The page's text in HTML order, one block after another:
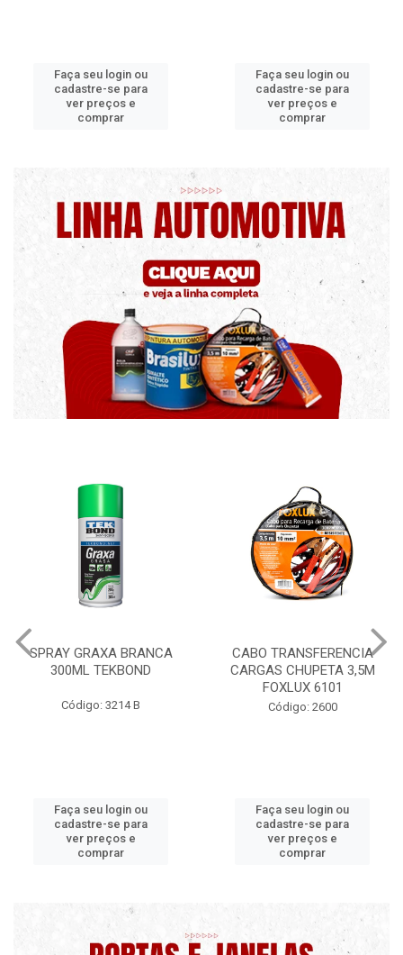
Faça seu login ou
cadastre-se para
ver preços e
comprar
Faça seu login ou
cadastre-se para
ver preços e
comprar
CABO TRANSFERENCIA
CARGAS CHUPETA 3,5M
Código: 2600
Faça seu login ou
cadastre-se para
ver preços e
comprar
CHAVE DE RODA TIPO CRUZ
17X19X21X23 FOX 4513
Código: 2628
Faça seu login ou
cadastre-se para
ver preços e
comprar